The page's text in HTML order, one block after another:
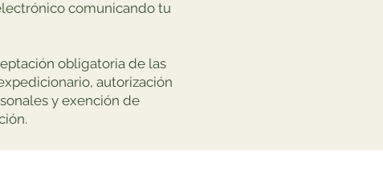
comunicando tu
obligatoria de las
autorización
y exención de